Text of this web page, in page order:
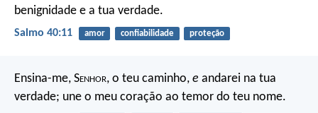
benignidade e a tua verdade.
Salmo 40:11 amor confiabilidade proteção
Ensina-me, Senhor, o teu caminho, e andarei na tua
verdade; une o meu coração ao temor do teu nome.